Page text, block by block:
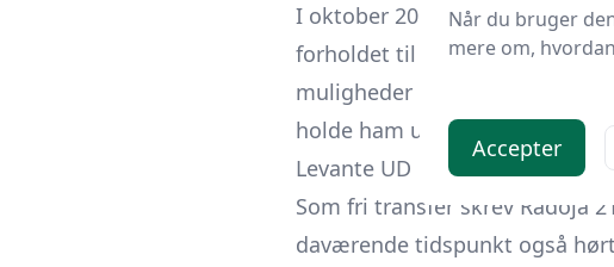
I oktober 2016 udløste
forholdet til Celta
muligheder i Premier
holde ham uden for alle
Levante UD
Som fri transfer skrev Radoja
daværende tidspunkt også
Når du bruger
mere om,
Accepter